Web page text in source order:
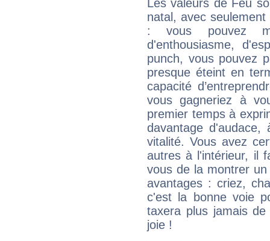
Les valeurs de Feu
natal, avec
: vous pouvez
d'enthousiasme,
punch, vous pouvez
presque éteint en
capacité
vous gagneriez à
premier temps à
davantage
vitalité. Vous avez
autres à l'intérieur, il
vous de la montrer
avantages : criez,
c'est la bonne voie
taxera plus jamais
joie !